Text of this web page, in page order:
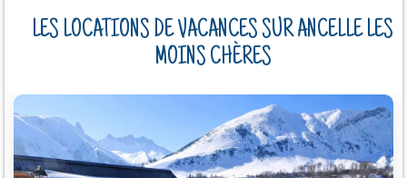
LES LOCATIONS DE VACANCES SUR ANCELLE LES
MOINS CHÈRES